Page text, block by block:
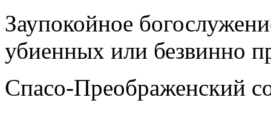
Заупокойное
убиенных или безвинно
Спасо-Преображенский